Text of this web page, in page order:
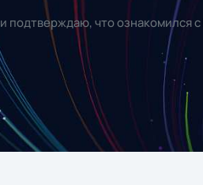
и подтверждаю, что ознакомился с